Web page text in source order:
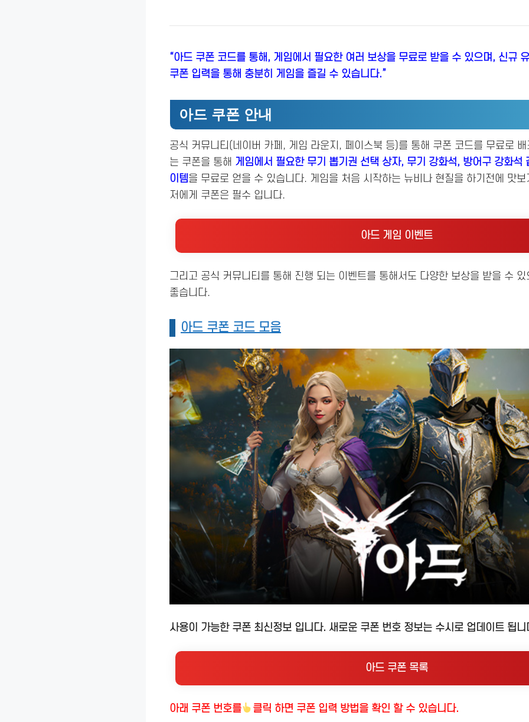
“아드 쿠폰 코드를 통해, 게임에서 필요한 여러 보상을 무료로 받을 수 있으며, 신규
쿠폰 입력을 통해 충분히 게임을 즐길 수 있습니다.”
아드 쿠폰 안내
공식 커뮤니티(네이버 카페, 게임 라운지, 페이스북 등)를 통해 쿠폰 코드를 무료로
는 쿠폰을 통해 게임에서 필요한 무기 뽑기권 선택 상자, 무기 강화석, 방어구 강화석
이템을 무료로 얻을 수 있습니다. 게임을 처음 시작하는 뉴비나 현질을 하기전에 맛
저에게 쿠폰은 필수 입니다.
아드 게임 이벤트
그리고 공식 커뮤니티를 통해 진행 되는 이벤트를 통해서도 다양한 보상을 받을 수
좋습니다.
아드 쿠폰 코드 모음
사용이 가능한 쿠폰 최신정보 입니다. 새로운 쿠폰 번호 정보는 수시로 업데이트 됩니
아드 쿠폰 목록
아래 쿠폰 번호를 클릭 하면 쿠폰 입력 방법을 확인 할 수 있습니다.